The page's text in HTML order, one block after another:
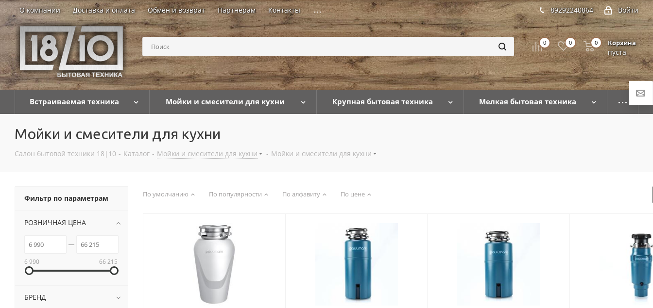
О компании Доставка и оплата Обмен и возврат Партнерам Контакты ... Войти
89292240864
0 0 Корзина
пуста
0
Встраиваемая техника Мойки и смесители для кухни Крупная бытовая техника Мелкая бытовая техника
Мойки и смесители для кухни
Салон бытовой техники 18|10 - Каталог - Мойки и смесители для кухни - Мойки и смесители для кухни
По умолчанию По популярности По алфавиту По цене
Фильтр по параметрам
РОЗНИЧНАЯ ЦЕНА
6 990 66 215
БРЕНД